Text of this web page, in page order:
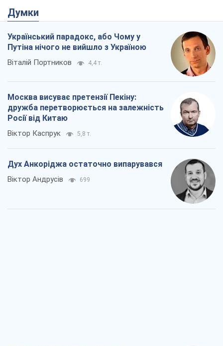
Думки
Український парадокс, або Чому у
Путіна нічого не вийшло з Україною
Віталій Портников 4,4 т.
Москва висуває претензії Пекіну:
дружба перетворюється на залежність
Росії від Китаю
Віктор Каспрук 5,8 т.
Дух Анкоріджа остаточно випарувався
Віктор Андрусів 699